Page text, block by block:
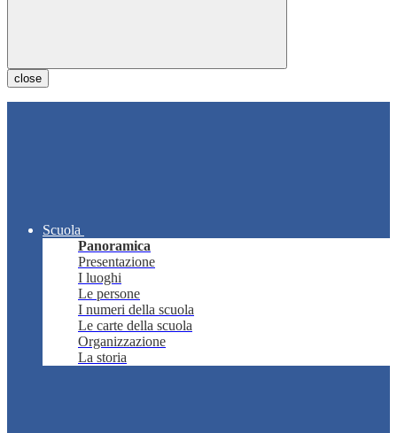
close
Scuola
Panoramica
Presentazione
I luoghi
Le persone
I numeri della scuola
Le carte della scuola
Organizzazione
La storia